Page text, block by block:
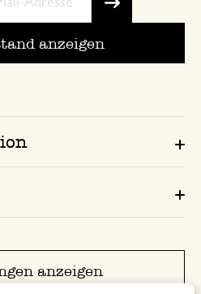
anzeigen
anzeigen